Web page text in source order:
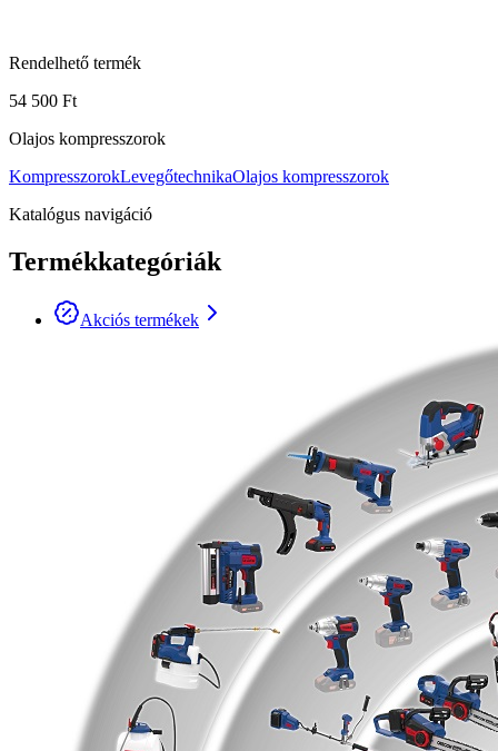
Rendelhető termék
54 500 Ft
Olajos kompresszorok
KompresszorokLevegőtechnikaOlajos kompresszorok
Katalógus navigáció
Termékkategóriák
Akciós termékek